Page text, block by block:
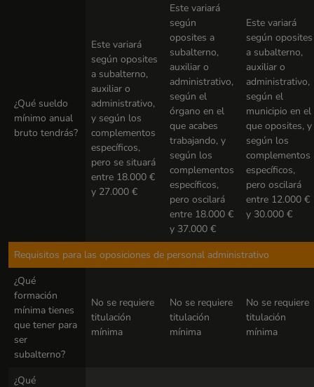
¿Qué sueldo
mínimo anual
bruto tendrás?
Este variará
según oposites
a subalterno,
auxiliar o
administrativo,
y según los
complementos
específicos,
pero se situará
entre 18.000 €
y 27.000 €
Este variará
según
oposites a
subalterno,
auxiliar o
administrativo,
según el
órgano en el
que acabes
trabajando, y
según los
complementos
específicos,
pero oscilará
entre 18.000 €
y 37.000 €
Este variará
según oposites
a subalterno,
auxiliar o
administrativo,
según el
municipio en el
que oposites, y
según los
complementos
específicos,
pero oscilará
entre 12.000 €
y 30.000 €
Requisitos para las oposiciones de personal administrativo
¿Qué
formación
mínima tienes
que tener para
ser
subalterno?
No se requiere
titulación
mínima
No se requiere
titulación
mínima
No se requiere
titulación
mínima
¿Qué